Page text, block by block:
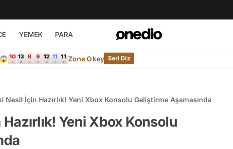
YEMEK PARA
Zone Okey Seri Diz
Nesil İçin Hazırlık! Yeni Xbox Konsolu Geliştirme Aşamasında
Yeni Xbox Konsolu